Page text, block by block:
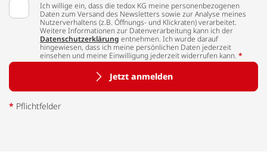
Ich willige ein, dass die tedox KG meine personenbezogenen
Daten zum Versand des Newsletters sowie zur Analyse meines
Nutzerverhaltens (z.B. Öffnungs- und Klickraten) verarbeitet.
Weitere Informationen zur Datenverarbeitung kann ich der
Datenschutzerklärung entnehmen. Ich wurde darauf
hingewiesen, dass ich meine persönlichen Daten jederzeit
einsehen und meine Einwilligung jederzeit widerrufen kann. *
Jetzt anmelden
* Pflichtfelder